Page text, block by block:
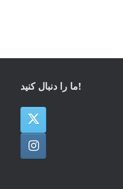
ما را دنبال کنید!